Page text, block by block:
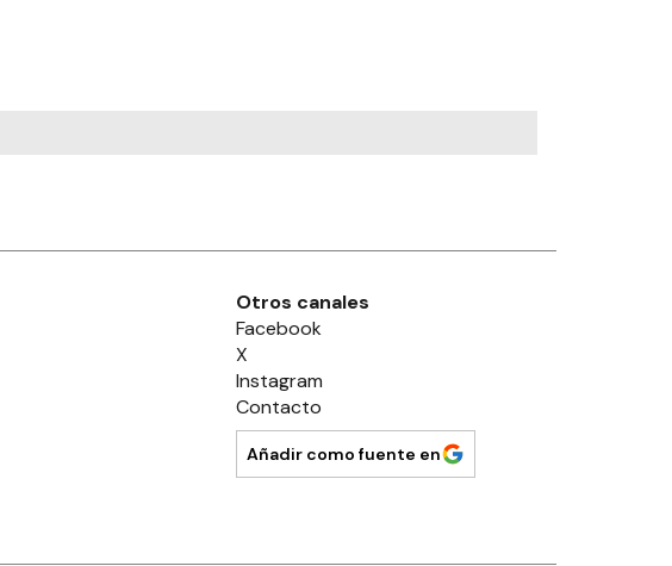
Otros canales
Facebook
X
Instagram
Contacto
Añadir como fuente en